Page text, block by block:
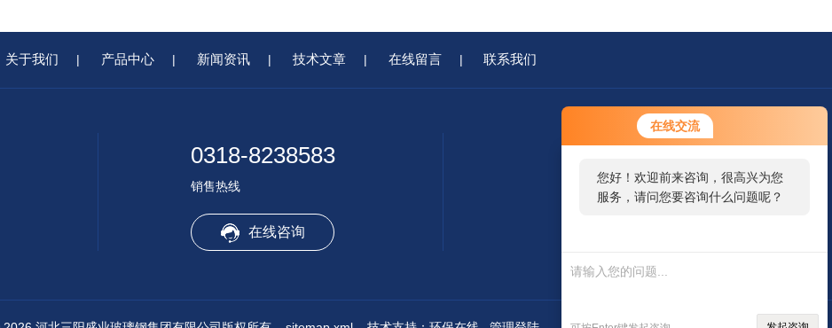
在线交流
您好！欢迎前来咨询，很高兴为您
服务，请问您要咨询什么问题呢？
关于我们 | 产品中心 | 新闻资讯 | 技术文章 | 在线留言 | 联系我们
0318-8238583
销售热线
在线咨询